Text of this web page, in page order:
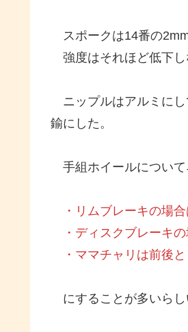
スポークは14番の
強度はそれほど低下し
ニップルはアルミにし
鍮にした。
手組ホイールについて
・リムブレーキの
・ディスクブレー
・ママチャリは前後
にすることが多いらし